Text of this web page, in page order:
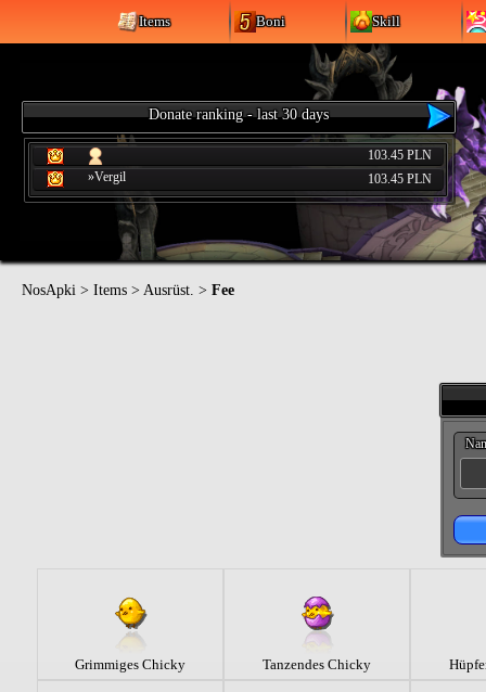
Items Boni Skill
Donate ranking - last 30 days
103.45 PLN
»Vergil
103.45 PLN
NosApki > Items > Ausrüst. > Fee
Grimmiges Chicky Tanzendes Chicky